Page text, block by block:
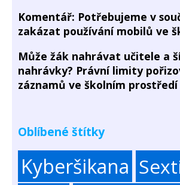
Komentář: Potřebujeme v
zakázat používání mobilů ve
Může žák nahrávat učitele a
nahrávky? Právní limity
záznamů ve školním prostředí
Oblíbené štítky
Kyberšikana